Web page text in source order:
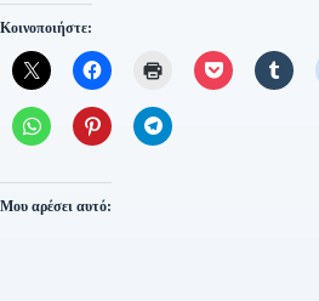
Κοινοποιήστε:
Μου αρέσει αυτό: